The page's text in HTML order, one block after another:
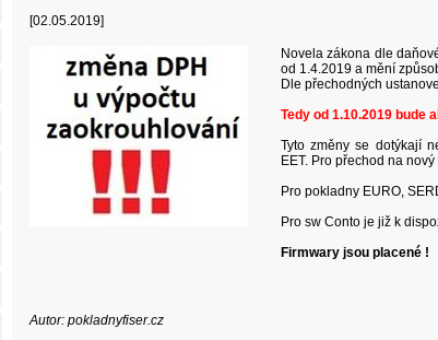
[02.05.2019]
Novela zákona dle
od 1.4.2019 a mění
Dle přechodných
Tedy od 1.10.2019 bude
Tyto změny se dotýkají
EET. Pro přechod na
Pro pokladny EURO,
Pro sw Conto je již k
Firmwary jsou placené !
Autor: pokladnyfiser.cz